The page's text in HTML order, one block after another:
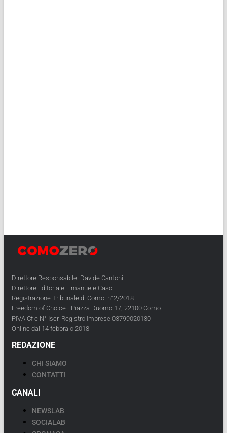
Direttore Responsabile: Davide Cantoni
Direttore Editoriale: Emanuele Caso
Registrazione Tribunale di Como: n°2/2018
Freedom of Choice - Piazza Duomo 17, 22100 Como
PIVA Cf e N° Iscr. Registro Imprese 03799020130
Online dal 14 febbraio 2018
REDAZIONE
CHI SIAMO
CONTATTI
CANALI
NEWSLAB
SOCIALAB